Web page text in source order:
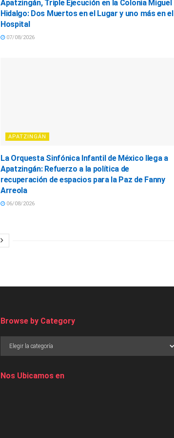
Apatzingán, Triple Ejecución en la Colonia Miguel
Hidalgo: Dos Muertos en el Lugar y uno más en el
Hospital
07/08/2026
APATZINGÁN
La Orquesta Sinfónica Infantil de México llega a
Apatzingán: Refuerzo a la política de
recuperación de espacios para la Paz de Fanny
Arreola
06/08/2026
Browse by Category
Nos Ubicamos en